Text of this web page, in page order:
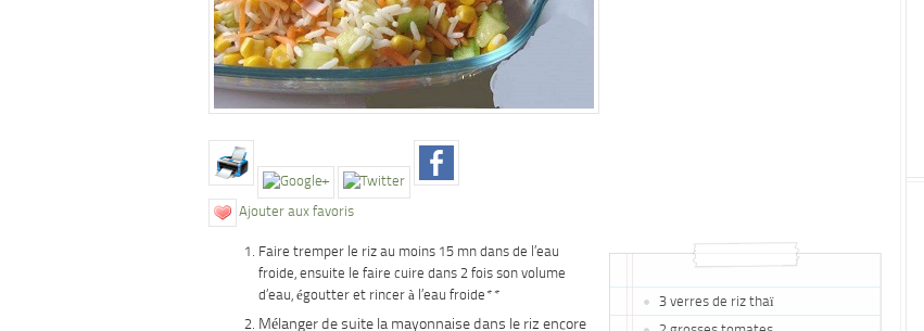
Ajouter aux favoris
3 verres de riz thaï
Faire tremper le riz au moins 15 mn dans de l’eau
froide, ensuite le faire cuire dans 2 fois son volume
d’eau, égoutter et rincer à l’eau froide**
Mélanger de suite la mayonnaise dans le riz encore